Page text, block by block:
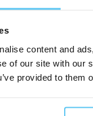
content and
of our site with our
provided to